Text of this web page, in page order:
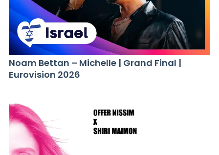
Noam Bettan – Michelle | Grand Final |
Eurovision 2026